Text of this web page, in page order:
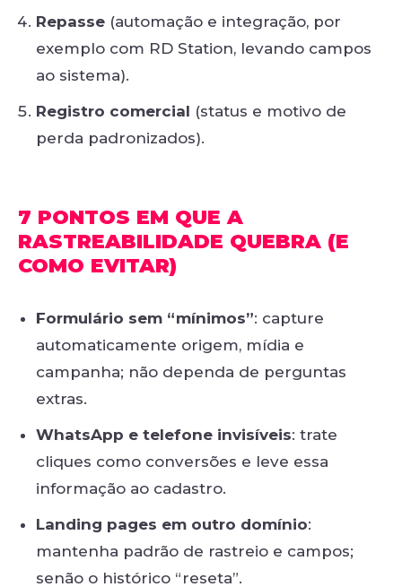
Repasse (automação e integração, por
exemplo com RD Station, levando campos
ao sistema).
Registro comercial (status e motivo de
perda padronizados).
7 PONTOS EM QUE A
RASTREABILIDADE QUEBRA (E
COMO EVITAR)
Formulário sem “mínimos”: capture
automaticamente origem, mídia e
campanha; não dependa de perguntas
extras.
WhatsApp e telefone invisíveis: trate
cliques como conversões e leve essa
informação ao cadastro.
Landing pages em outro domínio:
mantenha padrão de rastreio e campos;
senão o histórico “reseta”.